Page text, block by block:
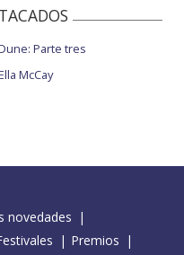
Parte tres
McCay
novedades
Premios